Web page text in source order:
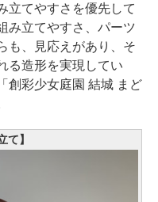
立てやすさを優先して
み立てやすさ、パーツ
も、見応えがあり、そ
る造形を実現してい
創彩少女庭園 結城 まど
て】